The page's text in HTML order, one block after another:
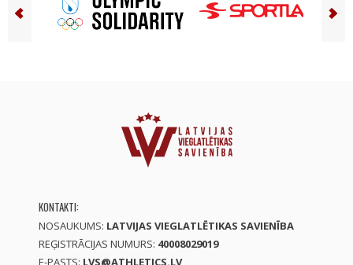
KONTAKTI:
NOSAUKUMS: LATVIJAS VIEGLATLĒTIKAS SAVIENĪBA
REĢISTRĀCIJAS NUMURS: 40008029019
E-PASTS: LVS@ATHLETICS.LV